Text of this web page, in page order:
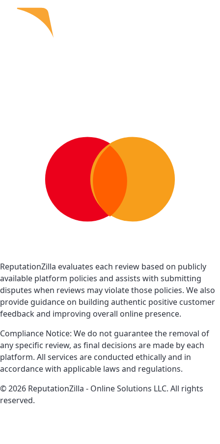
ReputationZilla evaluates each review based on publicly
available platform policies and assists with submitting
disputes when reviews may violate those policies. We also
provide guidance on building authentic positive customer
feedback and improving overall online presence.
Compliance Notice: We do not guarantee the removal of
any specific review, as final decisions are made by each
platform. All services are conducted ethically and in
accordance with applicable laws and regulations.
© 2026 ReputationZilla - Online Solutions LLC. All rights
reserved.